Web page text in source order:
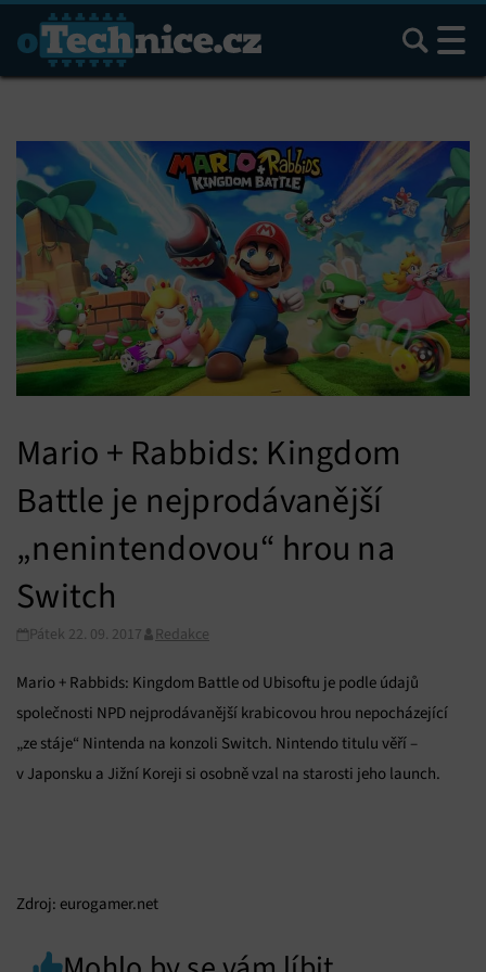
Hledat
Mario + Rabbids: Kingdom
Battle je nejprodávanější
„nenintendovou“ hrou na
Switch
Pátek 22. 09. 2017 Redakce
Mario + Rabbids: Kingdom Battle od Ubisoftu je podle údajů
společnosti NPD nejprodávanější krabicovou hrou nepocházející
„ze stáje“ Nintenda na konzoli Switch. Nintendo titulu věří –
v Japonsku a Jižní Koreji si osobně vzal na starosti jeho launch.
Zdroj: eurogamer.net